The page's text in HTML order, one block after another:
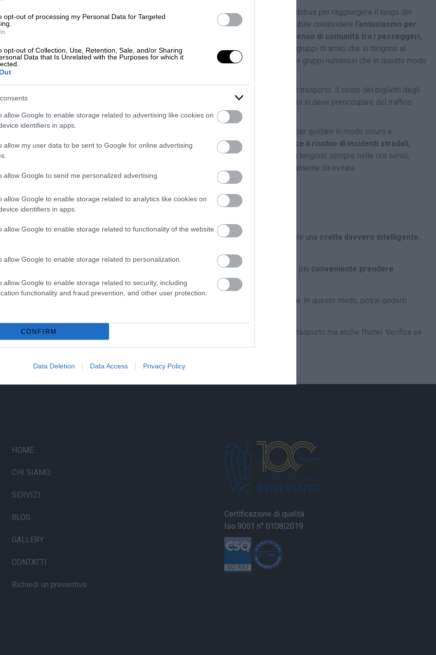
opt-out of processing my Personal Data for Targeted
opt-out of Collection, Use, Retention, Sale, and/or Sharing
Data that Is Unrelated with the Purposes for which it
allow Google to enable storage related to advertising like cookies on
identifiers in apps.
allow my user data to be sent to Google for online advertising
allow Google to send me personalized advertising.
allow Google to enable storage related to analytics like cookies on
identifiers in apps.
allow Google to enable storage related to functionality of the website
allow Google to enable storage related to personalization.
allow Google to enable storage related to security, including
functionality and fraud prevention, and other user protection.
CONFIRM
Data Deletion Data Access Privacy Policy
sociale che implica l’interazione con altri fans amanti della musica. L’ utilizzo dell’autobus per raggiungere il luogo del
interagire e condividere con altre persone interessi comuni. Durante il viaggio, è possibile condividere l’entusiasmo per
consigli e storie sulle esperienze passate dei concerti. L’autobus può
creare un senso di comunità tra i passeggeri,
Inoltre,l’utilizzo dell’autobus può anche essere una scelta più comoda per i gruppi di amici che si dirigono al
il viaggio. Per questo motivo questo mezzo rappresenta la soluzione ideale per gruppi numerosi che in questo modo
performance dell’artista preferito.
dei concerti può essere anche una soluzione più economica rispetto ad altri mezzi di trasporto. Il costo dei biglietti degli
e del parcheggio dell’auto. Inoltre, l’utilizzo dell’autobus significa che non ci si deve preoccupare del traffico,
il viaggio meno stressante e più rilassante.
per raggiungere i luoghi dei concerti. I conducenti degli autobus sono formati per guidare in modo sicuro e
e godersi il viaggio senza preoccupazioni. Inoltre, l’utilizzo dell’autobus
riduce il rischio di incidenti stradali,
probabilità di incidenti. L’aspetto della
non è da sottovalutare: i concerti si tengono sempre nelle ore serali,
auto quando si è stanchi e magari hai bevuto qualche bevanda alcolica è assolutamente da evitare.
ai concerti?
nelle seguenti situazioni:
molto frequentato e ci si aspetta una grande affluenza di persone, l’autobus può essere una scelta davvero intelligente.
potendo invece arrivare comodamente nei pressi del luogo del concerto.
a traffico limitato o in un’area in cui il parcheggio è limitato o costoso, potrebbe essere più conveniente prendere
non consentito o la rimozione del veicolo.
è sicuramente più sicuro e responsabile
nvece di guidare. In questo modo, potrai goderti
per eventi offrono pacchetti combinati che comprendono il biglietto d’ingresso, il trasporto ma anche l’hotel. Verifica se
assistere.
HOME
CHI SIAMO
SERVIZI
BLOG
GALLERY
CONTATTI
Richiedi un preventivo
Certificazione di qualità
Iso 9001 n° 0108|2019